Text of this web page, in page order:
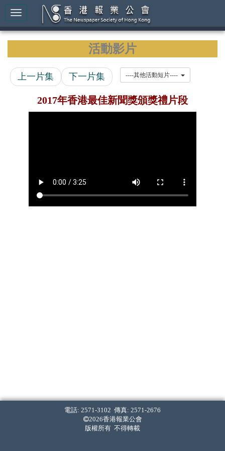
活動影片
上一片集 下一片集
2017年香港最佳新聞獎頒獎禮片段
電話: 2571-3102 傳真: 2571-2676
2026香港報業公會
版權所有 不得轉載